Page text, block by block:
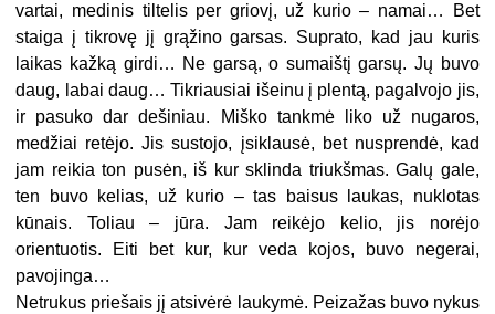
vartai, medinis tiltelis per griovį, už kurio – namai… Bet
staiga į tikrovę jį grąžino garsas. Suprato, kad jau kuris
laikas kažką girdi… Ne garsą, o sumaištį garsų. Jų buvo
daug, labai daug… Tikriausiai išeinu į plentą, pagalvojo jis,
ir pasuko dar dešiniau. Miško tankmė liko už nugaros,
medžiai retėjo. Jis sustojo, įsiklausė, bet nusprendė, kad
jam reikia ton pusėn, iš kur sklinda triukšmas. Galų gale,
ten buvo kelias, už kurio – tas baisus laukas, nuklotas
kūnais. Toliau – jūra. Jam reikėjo kelio, jis norėjo
orientuotis. Eiti bet kur, kur veda kojos, buvo negerai,
pavojinga…
Netrukus priešais jį atsivėrė laukymė. Peizažas buvo nykus